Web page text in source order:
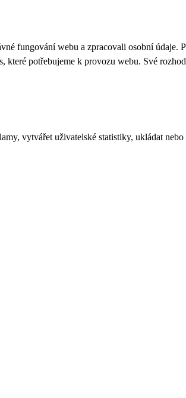
fungování webu a zpracovali osobní
které potřebujeme k provozu webu. Své
vytvářet uživatelské statistiky, ukládat